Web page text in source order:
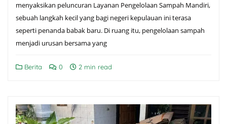
menyaksikan peluncuran Layanan Pengelolaan Sampah Mandiri,
sebuah langkah kecil yang bagi negeri kepulauan ini terasa
seperti penanda babak baru. Di ruang itu, pengelolaan sampah
menjadi urusan bersama yang
Berita 0 2 min read